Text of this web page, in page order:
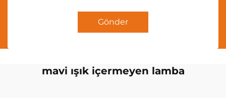
Gönder
mavi ışık içermeyen lamba